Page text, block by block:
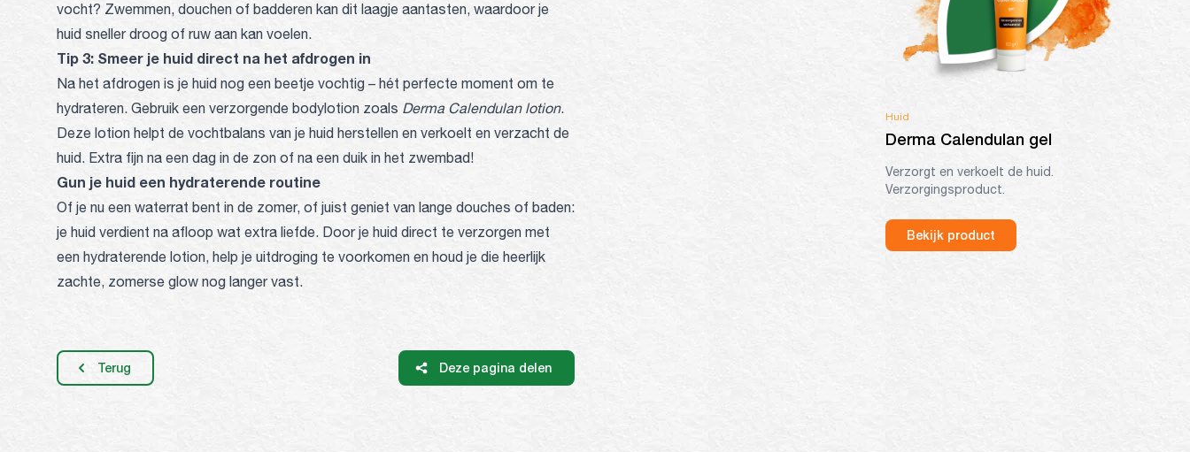
vocht? Zwemmen, douchen of badderen kan dit laagje aantasten, waardoor je
huid sneller droog of ruw aan kan voelen.
Tip 3: Smeer je huid direct na het afdrogen in
Na het afdrogen is je huid nog een beetje vochtig – hét perfecte moment om te
hydrateren. Gebruik een verzorgende bodylotion zoals Derma Calendulan lotion.
Deze lotion helpt de vochtbalans van je huid herstellen en verkoelt en verzacht de
huid. Extra fijn na een dag in de zon of na een duik in het zwembad!
Gun je huid een hydraterende routine
Of je nu een waterrat bent in de zomer, of juist geniet van lange douches of baden:
je huid verdient na afloop wat extra liefde. Door je huid direct te verzorgen met
een hydraterende lotion, help je uitdroging te voorkomen en houd je die heerlijk
zachte, zomerse glow nog langer vast.
Terug Deze pagina delen
Huid
Derma Calendulan gel
Verzorgt en verkoelt de huid.
Verzorgingsproduct.
Bekijk product